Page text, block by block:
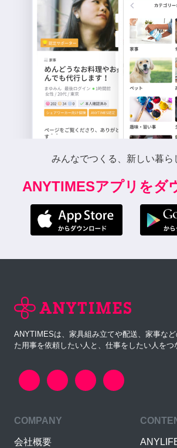
みんなでつくる、新しい暮ら
ANYTIMESアプリをダ
ANYTIMESは、家具組み立てや配送、家事な
た用事を依頼したい人と、仕事をしたい人をつ
COMPANY
会社概要